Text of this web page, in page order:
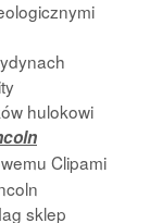
hulokowi
Clipami
sklep